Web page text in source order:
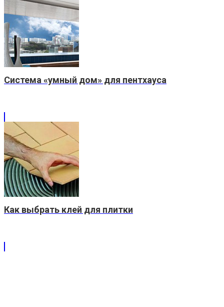
Система «умный дом» для пентхауса
Как выбрать клей для плитки